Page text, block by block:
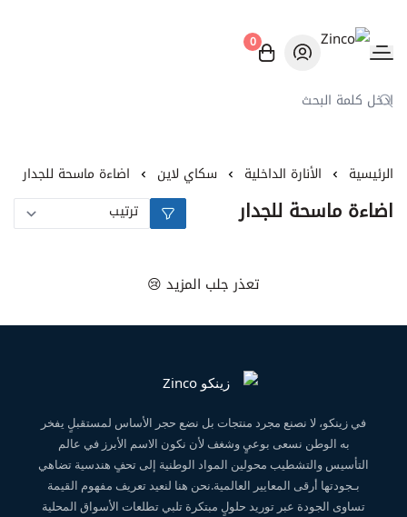
Zinco
0
الرئيسية الأنارة الداخلية سكاي لاين اضاءة ماسحة للجدار
اضاءة ماسحة للجدار
تعذر جلب المزيد 😢
في زينكو، لا نصنع مجرد منتجات بل نضع حجر الأساس لمستقبلٍ يفخر
به الوطن نسعى بوعيٍ وشغف لأن نكون الاسم الأبرز في عالم
التأسيس والتشطيب محولين المواد الوطنية إلى تحفٍ هندسية تضاهي
بـجودتها أرقى المعايير العالمية.نحن هنا لنعيد تعريف مفهوم القيمة
تساوى الجودة عبر توريد حلولٍ مبتكرة تلبي تطلعات الأسواق المحلية